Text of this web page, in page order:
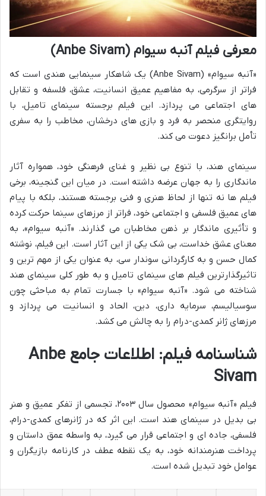
معرفی فیلم آنبه سیوام (Anbe Sivam)
«آنبه سیوام» (Anbe Sivam) یک شاهکار سینمایی هندی است که
فراتر از سرگرمی، به مفاهیم عمیق انسانیت، عشق، فلسفه و تقابل
های اجتماعی می پردازد. این فیلم برجسته سینمای تامیل، با
روایتگری منحصر به فرد و بازی های درخشان، مخاطب را به سفری
تأمل برانگیز دعوت می کند.
سینمای هند، با تنوع بی نظیر و غنای فرهنگی خود، همواره آثار
ماندگاری را به جهان عرضه داشته است. در میان این گنجینه، برخی
فیلم ها نه تنها از لحاظ هنری و فنی برجسته هستند، بلکه با پیام
های عمیق فلسفی و اجتماعی خود، فراتر از مرزهای سینما حرکت کرده
و تأثیری ماندگار بر ذهن مخاطبان می گذارند. «آنبه سیوام»، به
معنای عشق خداست، بی شک یکی از این آثار است. این فیلم، نوشته
کمال حسن و به کارگردانی سوندار سی، به عنوان یکی از مهم ترین و
تاثیرگذارترین فیلم های سینمای تامیل و به طور کلی سینمای هند
شناخته می شود. «آنبه سیوام» با جسارت تمام به مباحثی چون
سوسیالیسم، سرمایه داری، دین، الحاد و انسانیت می پردازد و
مرزهای ژانر کمدی-درام را به چالش می کشد.
شناسنامه فیلم: اطلاعات جامع Anbe
Sivam
فیلم «آنبه سیوام» محصول سال ۲۰۰۳، تجسمی از تفکر عمیق و هنر
بی بدیل در سینمای هند است. این اثر که در ژانرهای کمدی-درام،
فلسفی، جاده ای و اجتماعی قرار می گیرد، به واسطه عمق داستان و
پرداخت هنرمندانه خود، به یک نقطه عطف در کارنامه بازیگران و
عوامل خود تبدیل شده است.